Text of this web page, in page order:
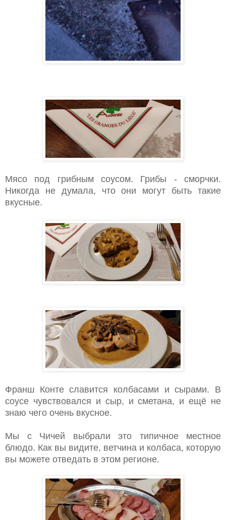
Мясо под грибным соусом. Грибы - сморчки.
Никогда не думала, что они могут быть такие
вкусные.
Франш Конте славится колбасами и сырами. В
соусе чувствовался и сыр, и сметана, и ещё не
знаю чего очень вкусное.
Мы с Чичей выбрали это типичное местное
блюдо. Как вы видите, ветчина и колбаса, которую
вы можете отведать в этом регионе.